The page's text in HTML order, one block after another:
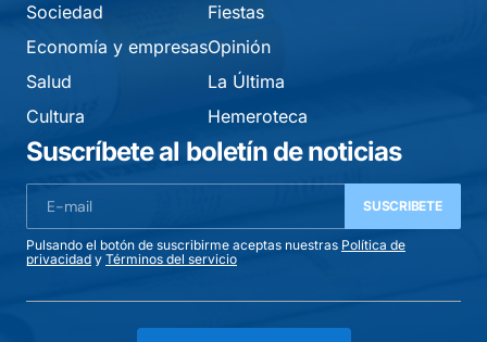
Sociedad
Economía y empresas
Salud
Cultura
Fiestas
Opinión
La Última
Hemeroteca
Suscríbete al boletín de noticias
SUSCRIBETE
Pulsando el botón de suscribirme aceptas nuestras Política de
privacidad y Términos del servicio